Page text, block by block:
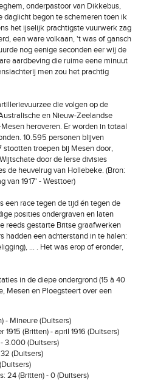
onderpastoor van Dikkebus,
daglicht begon te schemeren toen ik
het ijselijk prachtigste vuurwerk zag
een ware volkaan, 't was of gansch
nog eenige seconden eer wij de
aardbeving die ruime eene minuut
men zou het prachtig
die volgen op de
en Nieuw-Zeelandse
heroveren. Er worden in totaal
10.595 personen blijven
stootten troepen bij Mesen door,
door de Ierse divisies
de heuvelrug van Hollebeke. (Bron:
van 1917' - Westtoer)
een race tegen de tijd én tegen de
posities ondergraven en laten
reeds gestarte Britse graafwerken
hadden een achterstand in te halen:
... . Het was erop of eronder,
in de diepe ondergrond (15 à 40
Mesen en Ploegsteert over een
- Mineure (Duitsers)
(Britten) - april 1916 (Duitsers)
3.000 (Duitsers)
(Duitsers)
24 (Britten) - 0 (Duitsers)